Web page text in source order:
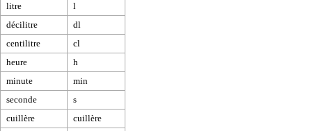
litre
l
décilitre
dl
centilitre
cl
heure
h
minute
min
seconde
s
cuillère
cuillère